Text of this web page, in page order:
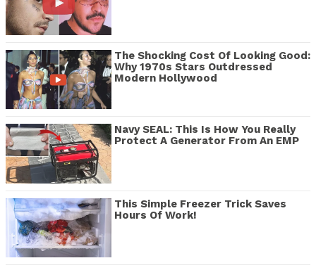
The Shocking Cost Of Looking Good:
Why 1970s Stars Outdressed
Modern Hollywood
Navy SEAL: This Is How You Really
Protect A Generator From An EMP
This Simple Freezer Trick Saves
Hours Of Work!